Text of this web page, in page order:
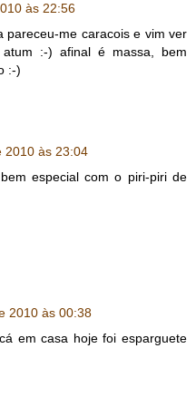
às 22:56
pareceu-me caracois e vim ver
:-) afinal é massa, bem
:-)
2010 às 23:04
especial com o piri-piri de
2010 às 00:38
em casa hoje foi esparguete